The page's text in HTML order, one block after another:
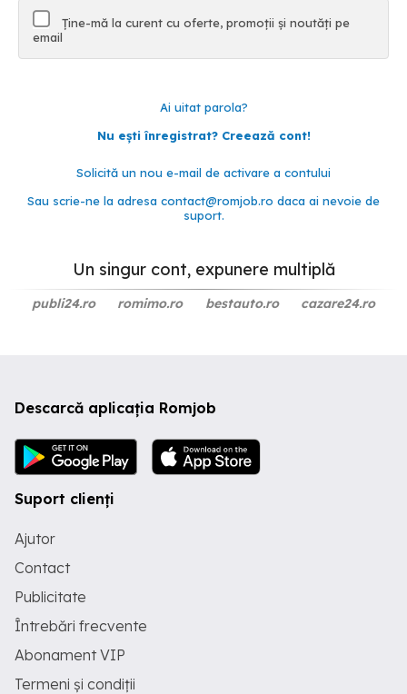
Ține-mă la curent cu oferte, promoții și noutăți pe
email
Ai uitat parola?
Nu ești înregistrat? Creează cont!
Solicită un nou e-mail de activare a contului
Sau scrie-ne la adresa contact@romjob.ro daca ai nevoie de
suport.
Un singur cont, expunere multiplă
publi24.ro romimo.ro bestauto.ro cazare24.ro
Descarcă aplicația Romjob
Suport clienți
Ajutor
Contact
Publicitate
Întrebări frecvente
Abonament VIP
Termeni și condiții